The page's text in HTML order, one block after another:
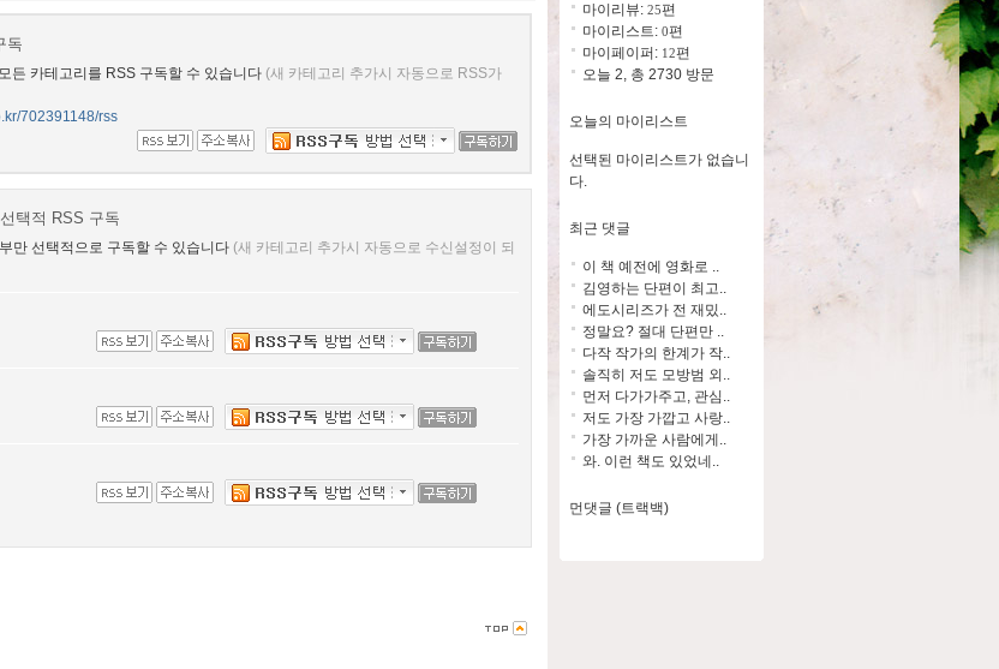
독
든 카테고리를 RSS 구독할 수 있습니다 (새 카테고리 추가시 자동으로 RSS가
702391148/rss
택적 RSS 구독
만 선택적으로 구독할 수 있습니다 (새 카테고리 추가시 자동으로 수신설정이 되
마이리뷰: 25편
마이리스트: 0편
마이페이퍼: 12편
오늘 2, 총 2730 방문
오늘의 마이리스트
선택된 마이리스트가 없습니
다.
최근 댓글
이 책 예전에 영화로 ..
김영하는 단편이 최고..
에도시리즈가 전 재밌..
정말요? 절대 단편만 ..
다작 작가의 한계가 작..
솔직히 저도 모방범 외..
먼저 다가가주고, 관심..
저도 가장 가깝고 사랑..
가장 가까운 사람에게..
와. 이런 책도 있었네..
먼댓글 (트랙백)